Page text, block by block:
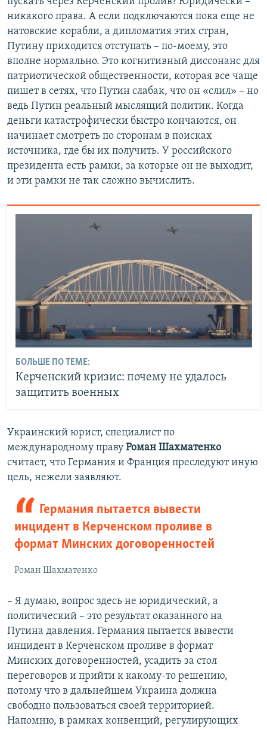
никакого права. А если подключаются пока еще не
натовские корабли, а дипломатия этих стран,
Путину приходится отступать – по-моему, это
вполне нормально. Это когнитивный диссонанс для
патриотической общественности, которая все чаще
пишет в сетях, что Путин слабак, что он «слил» – но
ведь Путин реальный мыслящий политик. Когда
деньги катастрофически быстро кончаются, он
начинает смотреть по сторонам в поисках
источника, где бы их получить. У российского
президента есть рамки, за которые он не выходит,
и эти рамки не так сложно вычислить.
БОЛЬШЕ ПО ТЕМЕ:
Керченский кризис: почему не удалось
защитить военных
Украинский юрист, специалист по
международному праву Роман Шахматенко
считает, что Германия и Франция преследуют иную
цель, нежели заявляют.
Германия пытается вывести
инцидент в Керченском проливе в
формат Минских договоренностей
Роман Шахматенко
– Я думаю, вопрос здесь не юридический, а
политический – это результат оказанного на
Путина давления. Германия пытается вывести
инцидент в Керченском проливе в формат
Минских договоренностей, усадить за стол
переговоров и прийти к какому-то решению,
потому что в дальнейшем Украина должна
свободно пользоваться своей территорией.
Напомню, в рамках конвенций, регулирующих